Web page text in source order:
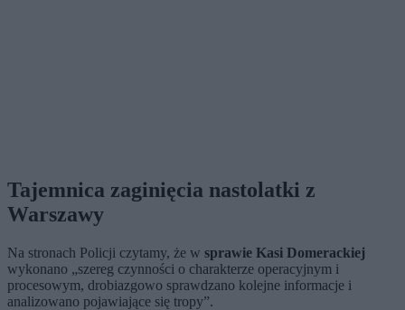
Tajemnica zaginięcia nastolatki z
Warszawy
Na stronach Policji czytamy, że w sprawie Kasi Domerackiej
wykonano „szereg czynności o charakterze operacyjnym i
procesowym, drobiazgowo sprawdzano kolejne informacje i
analizowano pojawiające się tropy”.